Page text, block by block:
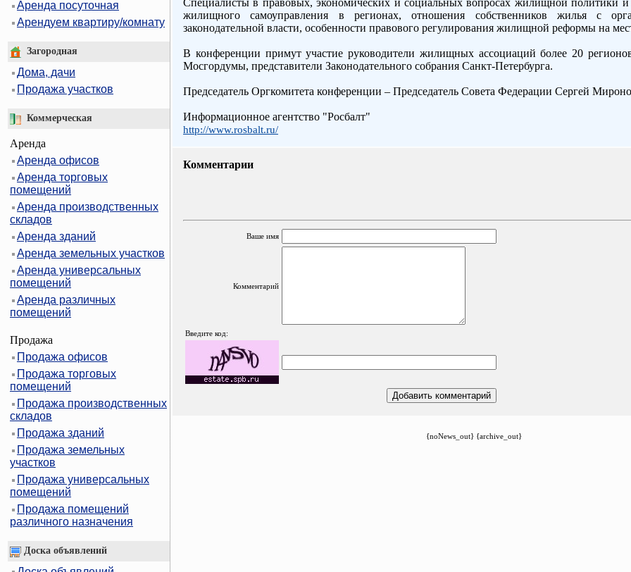
Аренда посуточная
Арендуем квартиру/комнату
Загородная
Дома, дачи
Продажа участков
Коммерческая
Аренда
Аренда офисов
Аренда торговых
помещений
Аренда производственных
складов
Аренда зданий
Аренда земельных участков
Аренда универсальных
помещений
Аренда различных
помещений
Продажа
Продажа офисов
Продажа торговых
помещений
Продажа производственных
складов
Продажа зданий
Продажа земельных
участков
Продажа универсальных
помещений
Продажа помещений
различного назначения
Доска объявлений
Специалисты в правовых, экономических и социальных вопросах жилищной политики и
жилищного самоуправления в регионах, отношения собственников жилья с
законодательной власти, особенности правового регулирования жилищной реформы на
В конференции примут участие руководители жилищных ассоциаций более 20
Мосгордумы, представители Законодательного собрания Санкт-Петербурга.
Председатель Оргкомитета конференции – Председатель Совета Федерации Сергей
Информационное агентство "Росбалт"
http://www.rosbalt.ru/
Комментарии
Ваше имя
Комментарий
Введите код:
{noNews_out} {archive_out}